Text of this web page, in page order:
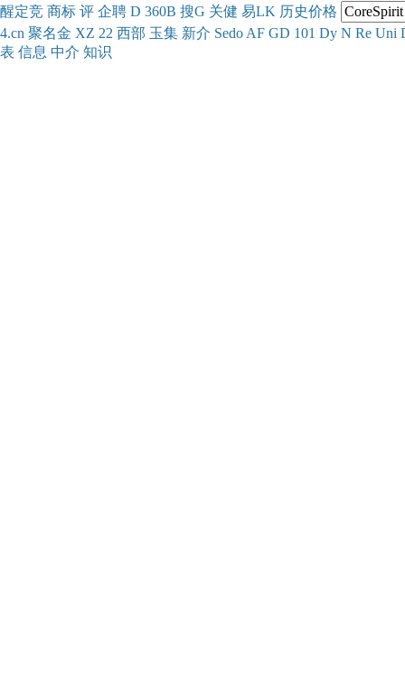
醒定竞 商标 评 企聘 D 360B 搜G 关健 易LK 历史价格
4.cn 聚名金 XZ 22 西部 玉集 新介 Sedo AF GD 101 Dy N Re Uni
表 信息 中介 知识